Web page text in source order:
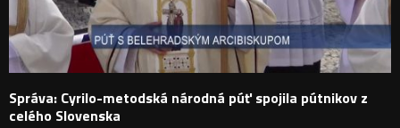
Správa: Cyrilo-metodská národná púť spojila pútnikov z
celého Slovenska